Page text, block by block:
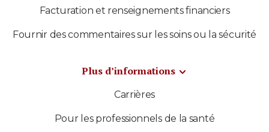
Facturation et renseignements financiers
Fournir des commentaires sur les soins ou la sécurité
Plus d’informations
Carrières
Pour les professionnels de la santé